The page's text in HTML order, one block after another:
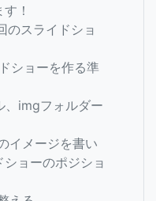
！
スライドショ
ョーを作る準
imgフォルダー
メージを書い
ョーのポジショ